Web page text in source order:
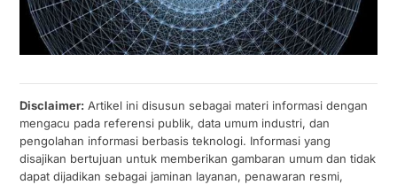
Disclaimer:Artikel ini disusun sebagai materi informasi dengan
mengacu pada referensi publik, data umum industri, dan
pengolahan informasi berbasis teknologi. Informasi yang
disajikan bertujuan untuk memberikan gambaran umum dan tidak
dapat dijadikan sebagai jaminan layanan, penawaran resmi,